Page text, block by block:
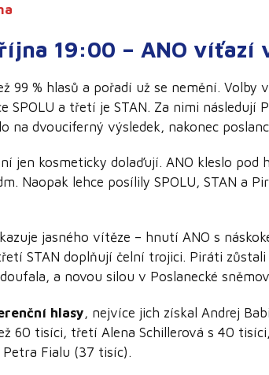
19:00 – ANO víťazí
99 % hlasů a pořadí už se nemění.
SPOLU a třetí je STAN. Za nimi následují
na dvouciferný výsledek, nakonec
jen kosmeticky dolaďují. ANO kleslo pod
Naopak lehce posílily SPOLU, STAN a
jasného vítěze – hnutí ANO s
STAN doplňují čelní trojici. Piráti zůstali
a novou silou v Poslanecké
hlasy, nejvíce jich získal Andrej
60 tisíci, třetí Alena Schillerová s 40
Fialu (37 tisíc).